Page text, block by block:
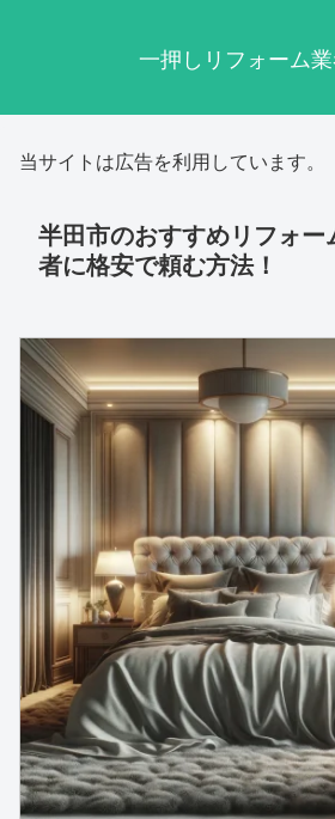
一押しリフォーム
当サイトは広告を利用しています。
半田市のおすすめリフォー
者に格安で頼む方法！